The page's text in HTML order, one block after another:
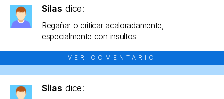
Silas dice:
Regañar o criticar acaloradamente,
especialmente con insultos
VER COMENTARIO
Silas dice: